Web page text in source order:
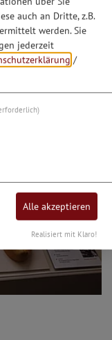
auch an Dritte, z.B.
werden. Sie
jederzeit
/
Alle akzeptieren
Realisiert mit Klaro!